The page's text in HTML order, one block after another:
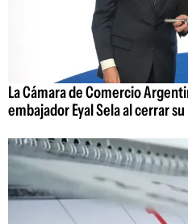
La Cámara de Comercio
embajador Eyal Sela al cerrar